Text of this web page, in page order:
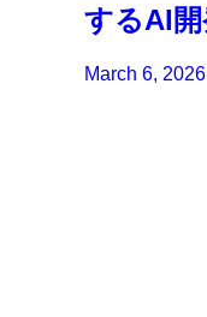
するAI
March 6, 2026